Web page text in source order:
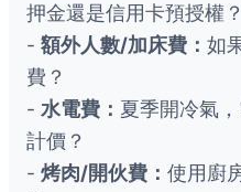
押金還是信用卡預授權？
- 額外人數/加床費： 如
費？
- 水電費： 夏季開冷氣
計價？
- 烤肉/開伙費： 使用廚